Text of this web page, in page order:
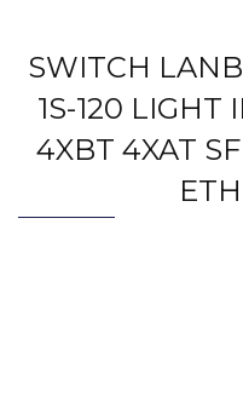
SWITCH
1S-120 LIGHT
4XBT 4XAT